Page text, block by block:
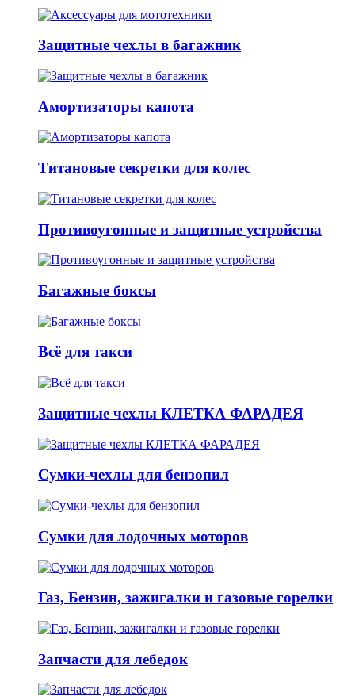
Защитные чехлы в багажник
Амортизаторы капота
Титановые секретки для колес
Противоугонные и защитные устройства
Багажные боксы
Всё для такси
Защитные чехлы КЛЕТКА ФАРАДЕЯ
Сумки-чехлы для бензопил
Сумки для лодочных моторов
Газ, Бензин, зажигалки и газовые горелки
Запчасти для лебедок